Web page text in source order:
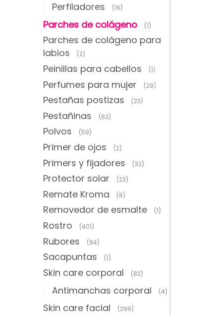
Perfiladores (16)
Parches de colágeno (1)
Parches de colágeno para
labios
(2)
Peinillas para cabellos (1)
Perfumes para mujer (29)
Pestañas postizas (23)
Pestañinas (63)
Polvos (59)
Primer de ojos (2)
Primers y fijadores (32)
Protector solar (23)
Remate Kroma (8)
Removedor de esmalte (1)
Rostro (401)
Rubores (94)
Sacapuntas (1)
Skin care corporal (82)
Antimanchas corporal (4)
Skin care facial (299)